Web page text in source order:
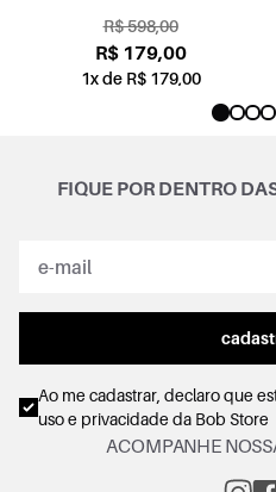
R$ 598,00
R$ 179,00
1x de R$ 179,00
FIQUE POR DENTRO
Ao me cadastrar, declaro que
uso e privacidadeda Bob Store
ACOMPANHE